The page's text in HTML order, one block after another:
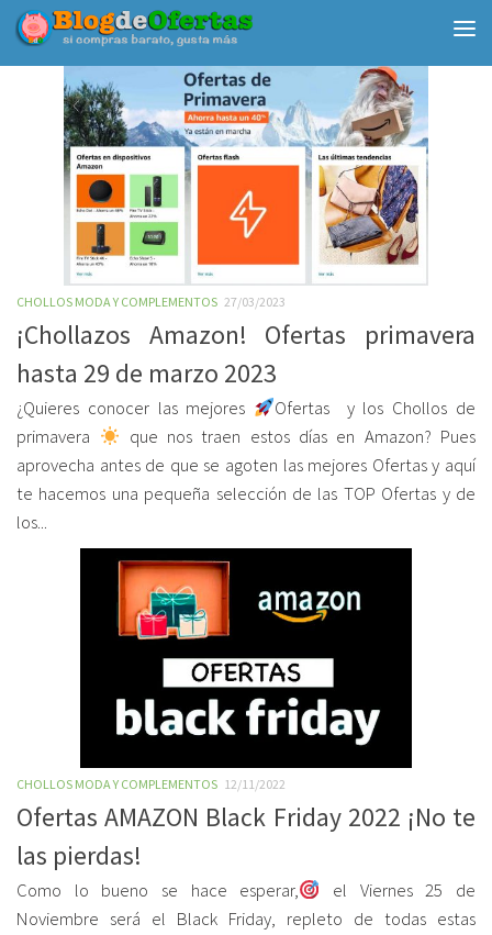
Debajo del contenido
CHOLLOS MODA Y COMPLEMENTOS 27/03/2023
¡Chollazos Amazon! Ofertas primavera
hasta 29 de marzo 2023
¿Quieres conocer las mejores
Ofertas y los Chollos de
primavera
que nos traen estos días en Amazon? Pues
aprovecha antes de que se agoten las mejores Ofertas y aquí
te hacemos una pequeña selección de las TOP Ofertas y de
los...
CHOLLOS MODA Y COMPLEMENTOS 12/11/2022
Ofertas AMAZON Black Friday 2022 ¡No te
las pierdas!
Como lo bueno se hace esperar,
el Viernes 25 de
Noviembre será el Black Friday, repleto de todas estas